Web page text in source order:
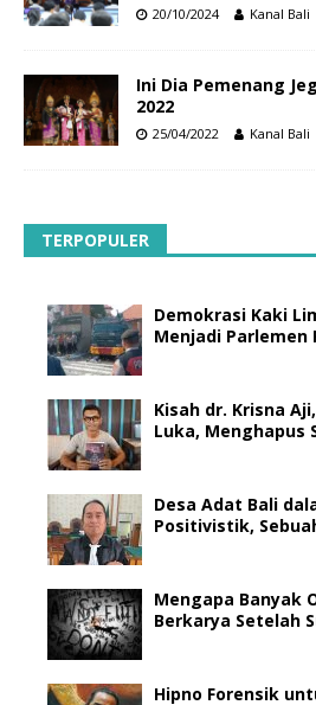
20/10/2024 Kanal Bali
Ini Dia Pemenang
2022
25/04/2022 Kanal Bali
TERPOPULER
Demokrasi Kaki
Menjadi Parlemen
Kisah dr. Krisna
Luka, Menghapus
Desa Adat Bali
Positivistik,
Mengapa Banyak
Berkarya Setelah
Hipno Forensik